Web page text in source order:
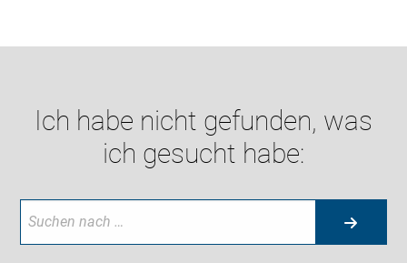
Ich habe nicht gefunden, was
ich gesucht habe: